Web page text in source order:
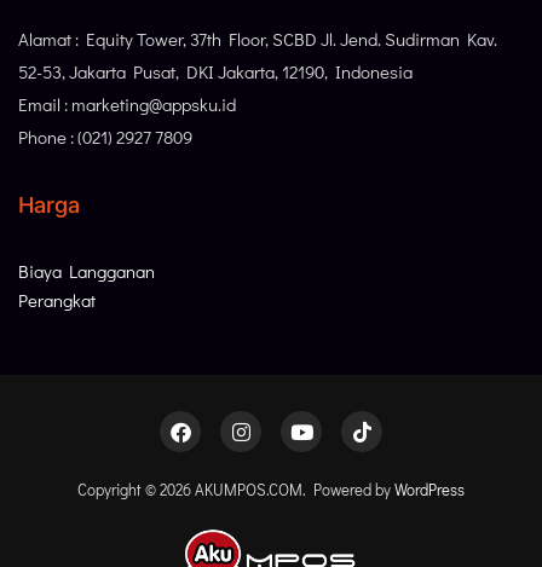
Alamat : Equity Tower, 37th Floor, SCBD Jl. Jend. Sudirman Kav.
52-53, Jakarta Pusat, DKI Jakarta, 12190, Indonesia
Email : marketing@appsku.id
Phone : (021) 2927 7809
Harga
Biaya Langganan
Perangkat
Copyright © 2026 AKUMPOS.COM. Powered byWordPress